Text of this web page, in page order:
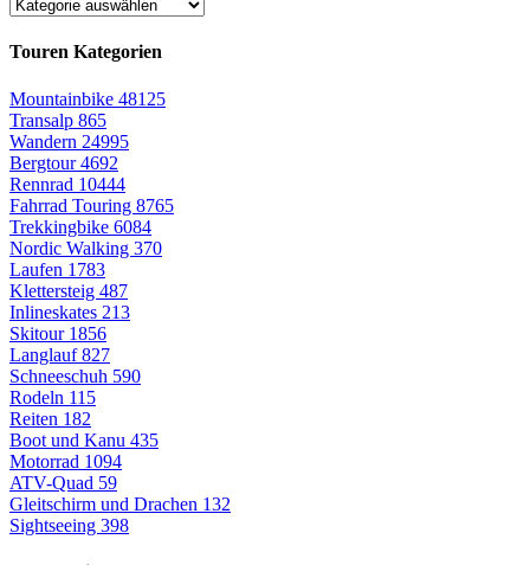
Touren Kategorien
Mountainbike 48125
Transalp 865
Wandern 24995
Bergtour4692
Rennrad 10444
Fahrrad Touring 8765
Trekkingbike 6084
Nordic Walking 370
Laufen 1783
Klettersteig 487
Inlineskates 213
Skitour 1856
Langlauf827
Schneeschuh 590
Rodeln 115
Reiten 182
Boot und Kanu 435
Motorrad 1094
ATV-Quad 59
Gleitschirm und Drachen 132
Sightseeing 398